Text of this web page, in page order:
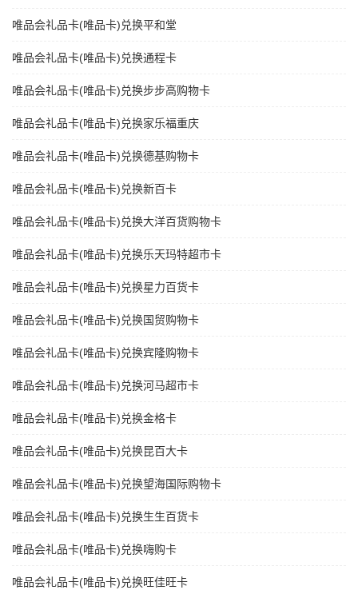
唯品会礼品卡(唯品卡)兑换平和堂
唯品会礼品卡(唯品卡)兑换通程卡
唯品会礼品卡(唯品卡)兑换步步高购物卡
唯品会礼品卡(唯品卡)兑换家乐福重庆
唯品会礼品卡(唯品卡)兑换德基购物卡
唯品会礼品卡(唯品卡)兑换新百卡
唯品会礼品卡(唯品卡)兑换大洋百货购物卡
唯品会礼品卡(唯品卡)兑换乐天玛特超市卡
唯品会礼品卡(唯品卡)兑换星力百货卡
唯品会礼品卡(唯品卡)兑换国贸购物卡
唯品会礼品卡(唯品卡)兑换宾隆购物卡
唯品会礼品卡(唯品卡)兑换河马超市卡
唯品会礼品卡(唯品卡)兑换金格卡
唯品会礼品卡(唯品卡)兑换昆百大卡
唯品会礼品卡(唯品卡)兑换望海国际购物卡
唯品会礼品卡(唯品卡)兑换生生百货卡
唯品会礼品卡(唯品卡)兑换嗨购卡
唯品会礼品卡(唯品卡)兑换旺佳旺卡